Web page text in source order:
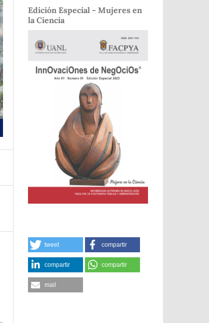
Edición Especial - Mujeres en
la Ciencia
tweet compartir
compartir compartir
mail